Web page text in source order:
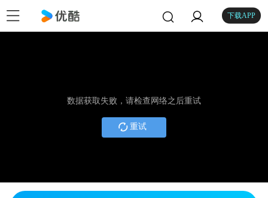
下载APP
数据获取失败，请检查网络之后重试
重试